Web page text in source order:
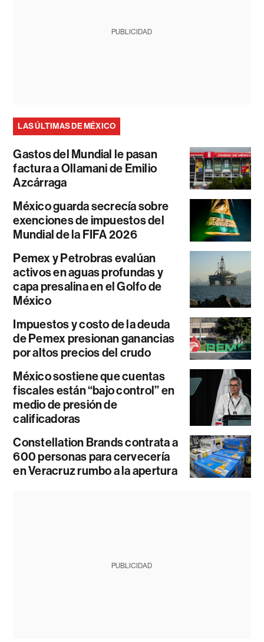
PUBLICIDAD
LAS ÚLTIMAS DE MÉXICO
Gastos del Mundial le pasan
factura a Ollamani de Emilio
Azcárraga
México guarda secrecía sobre
exenciones de impuestos del
Mundial de la FIFA 2026
Pemex y Petrobras evalúan
activos en aguas profundas y
capa presalina en el Golfo de
México
Impuestos y costo de la deuda
de Pemex presionan ganancias
por altos precios del crudo
México sostiene que cuentas
fiscales están “bajo control” en
medio de presión de
calificadoras
Constellation Brands contrata a
600 personas para cervecería
en Veracruz rumbo a la apertura
PUBLICIDAD